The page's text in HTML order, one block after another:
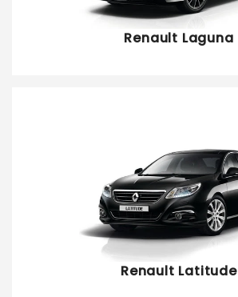
Renault Laguna
Renault Latitude